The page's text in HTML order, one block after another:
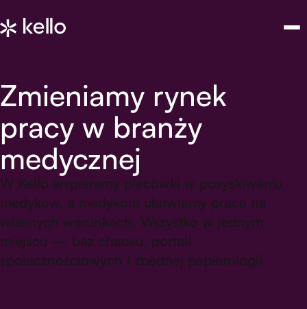
Zmieniamy rynek
pracy w branży
medycznej
W Kello wspieramy placówki w pozyskiwaniu
medyków, a medykom ułatwiamy pracę na
własnych warunkach. Wszystko w jednym
miejscu — bez chaosu, portali
społecznościowych i zbędnej papierologii.